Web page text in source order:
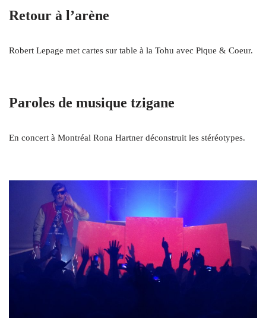
Retour à l’arène
Robert Lepage met cartes sur table à la Tohu avec Pique & Coeur.
Paroles de musique tzigane
En concert à Montréal Rona Hartner déconstruit les stéréotypes.